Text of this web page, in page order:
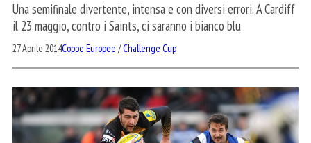
Una semifinale divertente, intensa e con diversi errori. A Cardiff
il 23 maggio, contro i Saints, ci saranno i bianco blu
27 Aprile 2014Coppe Europee /Challenge Cup